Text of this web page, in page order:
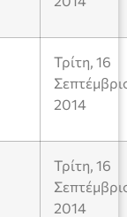
Τρίτη, 16
2014
Τρίτη, 16
2014